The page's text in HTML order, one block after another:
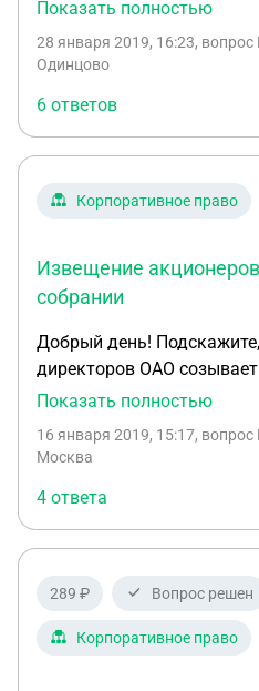
не числился среди
Показать полностью
28 января 2019, 16:23,
Одинцово
6 ответов
Корпоративное право
Извещение
собрании
Добрый день!
директоров ОАО
собрание акционеров для
избрания совета
внеочередного собрания
быть опубликована,
информация о
Показать полностью
16 января 2019, 15:17,
Москва
4 ответа
289 ₽ Вопрос решен
Корпоративное право